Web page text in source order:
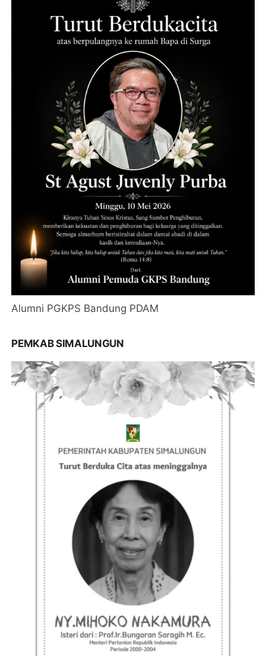
Alumni PGKPS Bandung PDAM
PEMKAB SIMALUNGUN